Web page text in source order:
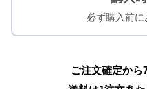
必ず購入前に
ご注文確定から